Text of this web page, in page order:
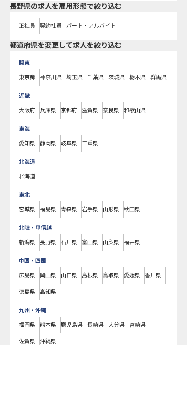
長野県の求人を雇用形態で絞り込む
正社員 契約社員 パート・アルバイト
都道府県を変更して求人を絞り込む
関東
東京都 神奈川県 埼玉県 千葉県 茨城県 栃木県 群馬県
近畿
大阪府 兵庫県 京都府 滋賀県 奈良県 和歌山県
東海
愛知県 静岡県 岐阜県 三重県
北海道
北海道
東北
宮城県 福島県 青森県 岩手県 山形県 秋田県
北陸・甲信越
新潟県 長野県 石川県 富山県 山梨県 福井県
中国・四国
広島県 岡山県 山口県 島根県 鳥取県 愛媛県 香川県
徳島県 高知県
九州・沖縄
福岡県 熊本県 鹿児島県 長崎県 大分県 宮崎県
佐賀県 沖縄県